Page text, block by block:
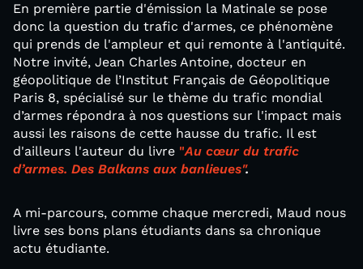
En première partie d'émission la Matinale se pose
donc la question du trafic d'armes, ce phénomène
qui prends de l'ampleur et qui remonte à l'antiquité.
Notre invité, Jean Charles Antoine, docteur en
géopolitique de l’Institut Français de Géopolitique
Paris 8, spécialisé sur le thème du trafic mondial
d’armes répondra à nos questions sur l'impact mais
aussi les raisons de cette hausse du trafic. Il est
d'ailleurs l'auteur du livre "Au cœur du trafic
d’armes. Des Balkans aux banlieues".
A mi-parcours, comme chaque mercredi, Maud nous
livre ses bons plans étudiants dans sa chronique
actu étudiante.